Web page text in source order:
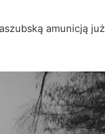
amunicją już